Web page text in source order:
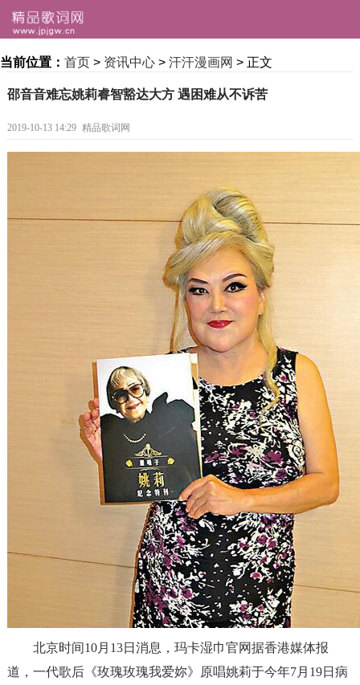
当前位置： 首页 > 资讯中心 > 汗汗漫画网 > 正文
邵音音难忘姚莉睿智豁达大方 遇困难从不诉苦
2019-10-13 14:29 精品歌词网
北京时间10月13日消息，玛卡湿巾官网据香港媒体报
道，一代歌后《玫瑰玫瑰我爱妳》原唱姚莉于今年7月19日病